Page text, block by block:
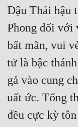
Du Hí
Dã Sử
Gia Đấu
Góc Nhìn Nam
Đậu Thái hậu
Phong đối với
bất mãn, vui
tử là bậc
gả vào cung
uất ức. Tống
đều cực kỳ